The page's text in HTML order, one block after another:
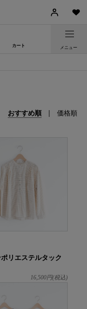
カート メニュー
おすすめ順 | 価格順
リエステルタック
16,500円(税込)